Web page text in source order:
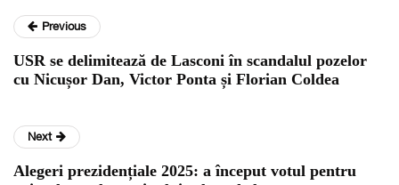
Previous
USR se delimitează de Lasconi în scandalul pozelor
cu Nicușor Dan, Victor Ponta și Florian Coldea
Next
Alegeri prezidențiale 2025: a început votul pentru